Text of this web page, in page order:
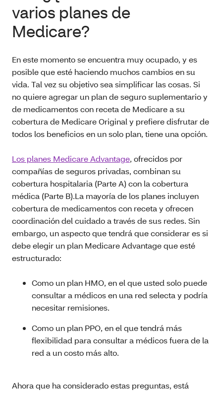
varios planes de
Medicare?
En este momento se encuentra muy ocupado, y es
posible que esté haciendo muchos cambios en su
vida. Tal vez su objetivo sea simplificar las cosas. Si
no quiere agregar un plan de seguro suplementario y
de medicamentos con receta de Medicare a su
cobertura de Medicare Original y prefiere disfrutar de
todos los beneficios en un solo plan, tiene una opción.
Los planes Medicare Advantage, ofrecidos por
compañías de seguros privadas, combinan su
cobertura hospitalaria (Parte A) con la cobertura
médica (Parte B).La mayoría de los planes incluyen
cobertura de medicamentos con receta y ofrecen
coordinación del cuidado a través de sus redes. Sin
embargo, un aspecto que tendrá que considerar es si
debe elegir un plan Medicare Advantage que esté
estructurado:
Como un plan HMO, en el que usted solo puede
consultar a médicos en una red selecta y podría
necesitar remisiones.
Como un plan PPO, en el que tendrá más
flexibilidad para consultar a médicos fuera de la
red a un costo más alto.
Ahora que ha considerado estas preguntas, está